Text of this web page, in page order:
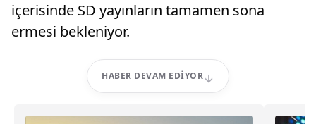
içerisinde SD yayınların tamamen sona
ermesi bekleniyor.
HABER DEVAM EDIYOR